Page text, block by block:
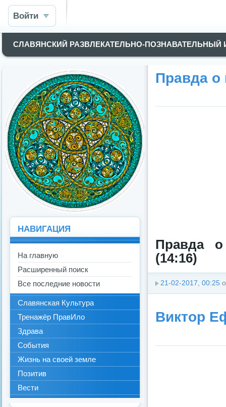
Войти
СЛАВЯНСКИЙ РАЗВЛЕКАТЕЛЬНО-
Правда о
Правда
(14:16)
21-02-2017, 00:25
Виктор
НАВИГАЦИЯ
На главную
Расширенный поиск
Все последние новости
Славянская Культура
Тренажёр ПравИло
Здрава
События
Жизнь на своей земле
Позитив
Вести